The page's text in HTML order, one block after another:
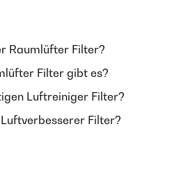
Raumlüfter Filter?
Filter gibt es?
Luftreiniger Filter?
Filter?